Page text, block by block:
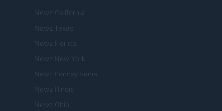
Newz California
Newz Texas
Newz Florida
Newz New York
Newz Pennsylvania
Newz Illinois
Newz Ohio